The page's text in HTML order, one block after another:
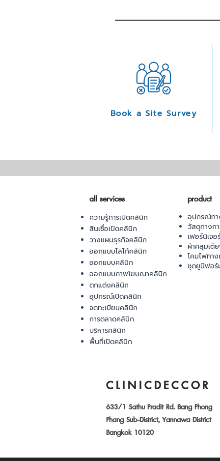
Book a Site Survey
all services
ความรู้การเปิดคลินิก
สินเชื่อเปิดคลินิก
วางแผนธุรกิจคลินิก
ออกแบบโลโก้คลินิก
ออกแบบคลินิก
ออกแบบภาพโฆษณาคลินิก
ตกแต่งคลินิก
อุปกรณ์เปิดคลินิก
จดทะเบียนคลินิก
การตลาดคลินิก
บริหารคลินิก
พื้นที่เปิดคลินิก
product
อุปกรณ์ทา
วัสดุทางก
เฟอร์นิเจ
ผ้าคลุมเตี
โคมไฟทา
ชุดยูนิฟอร์
CLINICDECCOR
633/1 Sathu Pradit Rd. Bang Phong
Phang Sub-District, Yannawa District
Bangkok 10120